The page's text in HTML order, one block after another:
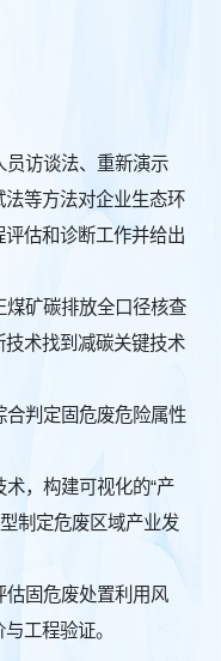
访谈法、重新演示
等方法对企业生态环
估和诊断工作并给出
矿碳排放全口径核查
术找到减碳关键技术
判定固危废危险属性
，构建可视化的“产
制定危废区域产业发
估固危废处置利用风
工程验证。